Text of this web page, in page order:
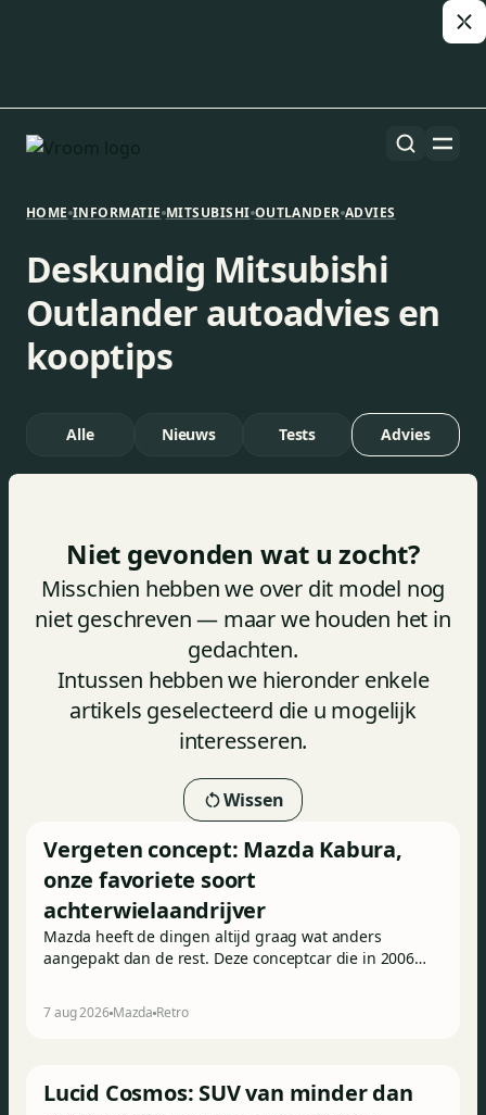
HOME INFORMATIE MITSUBISHI OUTLANDER ADVIES
Deskundig Mitsubishi
Outlander autoadvies en
kooptips
Alle Nieuws Tests Advies
Niet gevonden wat u zocht?
Misschien hebben we over dit model nog
niet geschreven — maar we houden het in
gedachten.
Intussen hebben we hieronder enkele
artikels geselecteerd die u mogelijk
interesseren.
Wissen
Vergeten concept: Mazda Kabura,
onze favoriete soort
achterwielaandrijver
Mazda heeft de dingen altijd graag wat anders
aangepakt dan de rest. Deze conceptcar die in 2006
7 aug 2026Mazda Retro
Lucid Cosmos: SUV van minder dan